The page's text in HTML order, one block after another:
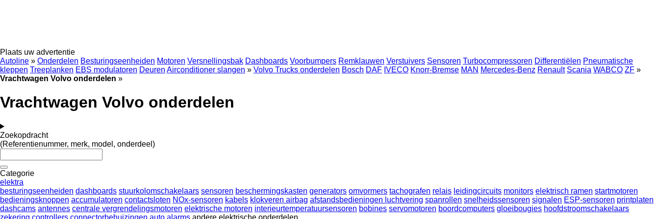
Plaats uw advertentie
Autoline » Onderdelen Besturingseenheiden Motoren Versnellingsbak Dashboards Voorbumpers Remklauwen Verstuivers Sensoren Turbocompressoren Differentiëlen Pneumatische
kleppen Treeplanken EBS modulatoren Deuren Airconditioner slangen » Volvo Trucks onderdelen Bosch DAF IVECO Knorr-Bremse MAN Mercedes-Benz Renault Scania WABCO ZF »
Vrachtwagen Volvo onderdelen »
Vrachtwagen Volvo onderdelen
Zoekopdracht
(Referentienummer, merk, model, onderdeel)
Categorie
elektra
besturingseenheiden dashboards stuurkolomschakelaars sensoren beschermingskasten generators omvormers tachografen relais leidingcircuits monitors elektrisch ramen startmotoren
bedieningsknoppen accumulatoren contactsloten NOx-sensoren kabels klokveren airbag afstandsbedieningen luchtvering spanrollen snelheidssensoren signalen ESP-sensoren printplaten
dashcams antennes centrale vergrendelingsmotoren elektrische motoren interieurtemperatuursensoren bobines servomotoren boordcomputers gloeibougies hoofdstroomschakelaars
zekering controllers connectorbehuizingen auto alarms andere elektrische onderdelen